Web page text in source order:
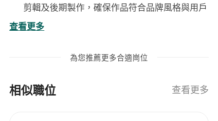
剪輯及後期製作，確保作品符合品牌風格與用戶
喜好。
根據項目需求設計創意腳本，並完成從前期拍攝
熟練運用光線、構圖與鏡頭語言，提升視頻的藝
關注小紅書、抖音平台熱門趨勢，結合數據反饋
查看更多
為您推薦更多合適崗位
相似職位 查看更多